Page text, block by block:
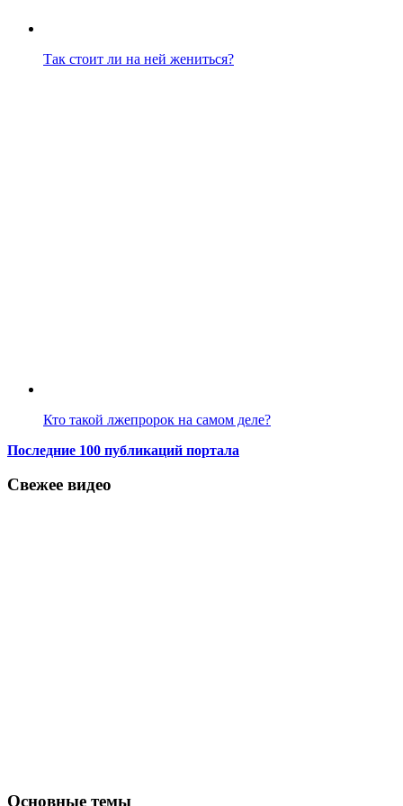
Так стоит ли на ней жениться?
Кто такой лжепророк на самом деле?
Последние 100 публикаций портала
Свежее видео
Основные темы